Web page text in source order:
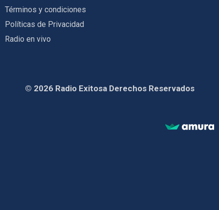
Términos y condiciones
Políticas de Privacidad
Radio en vivo
© 2026 Radio Exitosa Derechos Reservados